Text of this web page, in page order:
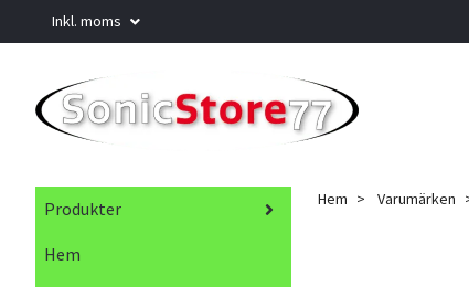
Inkl. moms
Produkter
Hem
Hem Varumärken